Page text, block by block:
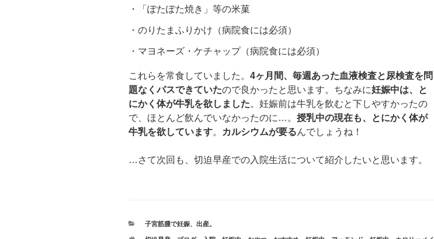
・「ぽたぽた焼き」等の米菓
・のりたまふりかけ（病院食には必須）
・マヨネーズ・ケチャップ（病院食には必須）
これらを常食していました。 4ヶ月間、毎週あった血液検査と尿検査を問
題なくパスできていたので良かったと思います。ちなみに妊娠中は、と
にかく体が牛乳を欲しました。妊娠前は牛乳を飲むと下しやすかったの
で、ほとんど飲んでいなかったのに…。 授乳中の現在も、とにかく体が
牛乳を欲しています。 カルシウムが要るんでしょうね！
…さて次回も、切迫早産での入院生活について紹介したいと思います。
カ
子宮筋腫で妊娠、出産。